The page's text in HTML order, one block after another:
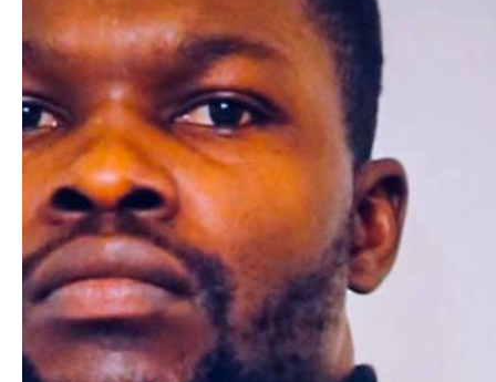
Jeunes et dynamiques, nous vous proposons divers services
ou aide à votre domicile :
- Montage / démontage de meubles et équipements sportifs
- aide pour le déménagement
- installation de matériel informatique
- photographie pour vos évènements (mariage, naissance,
anniversaire...)
- tout type d'aide en bureautique ou administratif
- électricité
Disponibles et flexibles pour s'adapter à vos horaires et
besoins, n'hésitez plus et contactez-nous !
#multi services